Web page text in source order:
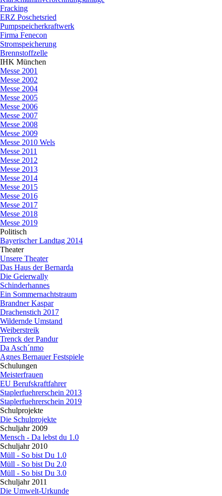
Fracking
ERZ Poschetsried
Pumpspeicherkraftwerk
Firma Fenecon
Stromspeicherung
Brennstoffzelle
IHK München
Messe 2001
Messe 2002
Messe 2004
Messe 2005
Messe 2006
Messe 2007
Messe 2008
Messe 2009
Messe 2010 Wels
Messe 2011
Messe 2012
Messe 2013
Messe 2014
Messe 2015
Messe 2016
Messe 2017
Messe 2018
Messe 2019
Politisch
Bayerischer Landtag 2014
Theater▼
Unsere Theater
Das Haus der Bernarda
Die Geierwally
Schinderhannes
Ein Sommernachtstraum
Brandner Kaspar
Drachenstich 2017
Wildernde Umstand
Weiberstreik
Trenck der Pandur
Da Asch´nmo
Agnes Bernauer Festspiele
Schulungen
Meisterfrauen
EU Berufskraftfahrer
Staplerfuehrerschein 2013
Staplerfuehrerschein 2019
Schulprojekte
Die Schulprojekte
Schuljahr 2009
Mensch - Da lebst du 1.0
Schuljahr 2010
Müll - So bist Du 1.0
Müll - So bist Du 2.0
Müll - So bist Du 3.0
Schuljahr 2011
Die Umwelt-Urkunde